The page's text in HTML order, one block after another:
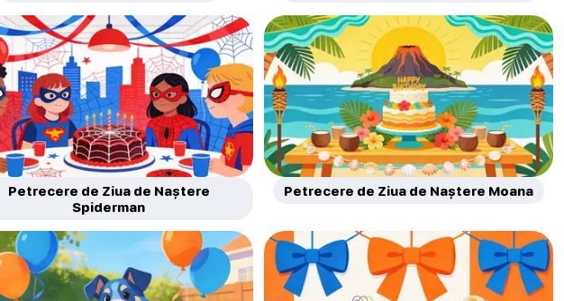
Petrecere de Ziua de Naștere
Spiderman
Petrecere de Ziua de Naștere Moana